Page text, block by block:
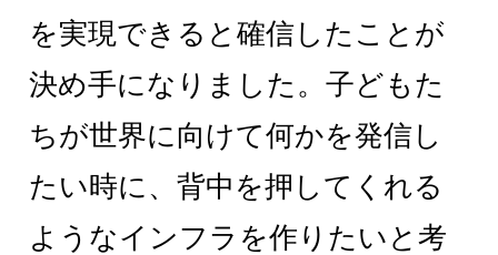
を実現できると確信したことが
決め手になりました。子どもた
ちが世界に向けて何かを発信し
たい時に、背中を押してくれる
ようなインフラを作りたいと考